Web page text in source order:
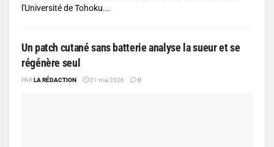
l'Université de Tohoku...
Un patch cutané sans batterie analyse la sueur et se
régénère seul
PARLA RÉDACTION 21 mai 2026 0